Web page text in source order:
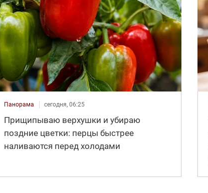
Панорама сегодня, 06:25
Прищипываю верхушки и убираю
поздние цветки: перцы быстрее
наливаются перед холодами